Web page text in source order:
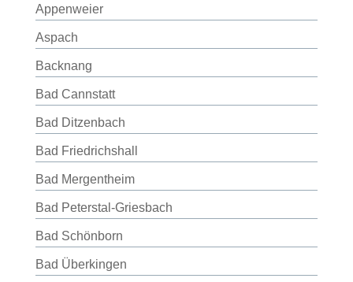
Appenweier
Aspach
Backnang
Bad Cannstatt
Bad Ditzenbach
Bad Friedrichshall
Bad Mergentheim
Bad Peterstal-Griesbach
Bad Schönborn
Bad Überkingen